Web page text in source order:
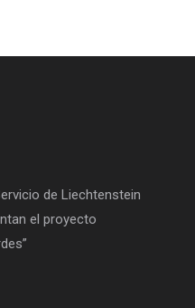
de Liechtenstein
el proyecto